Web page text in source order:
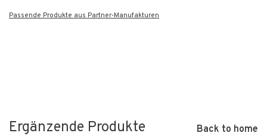
Passende Produkte aus Partner-Manufakturen
Ergänzende Produkte Back to home